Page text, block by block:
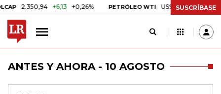
2.350,94 +6,13 +0,26% PETRÓLEO WTI US$ 78,18 US$ 0,17
SUSCRÍBASE
ANTES Y AHORA - 10 AGOSTO